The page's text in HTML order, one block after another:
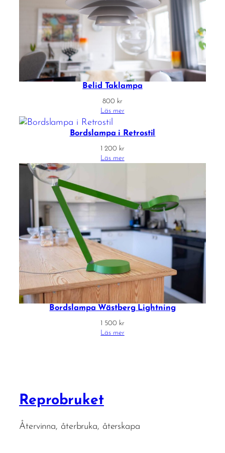
Belid Taklampa
800 kr
Läs mer
Bordslampa i Retrostil
1 200 kr
Läs mer
Bordslampa Wästberg Lightning
1 500 kr
Läs mer
Reprobruket
Återvinna, återbruka, återskapa